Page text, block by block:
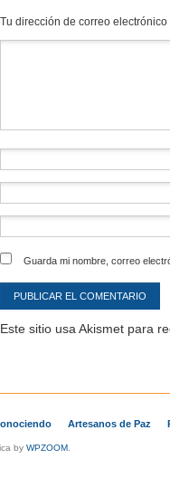
Tu dirección de correo
Guarda mi nombre, correo
Este sitio usa Akismet para
Artesanos de Paz
by WPZOOM.